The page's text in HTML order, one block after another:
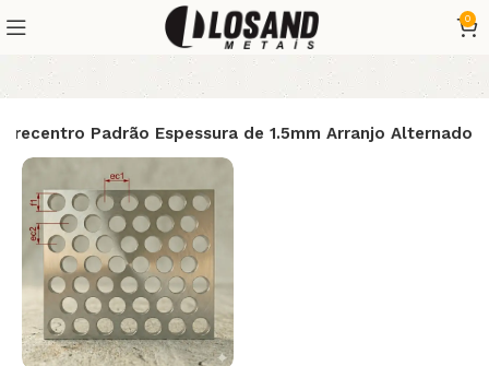
0
Padrão Espessura de 1.5mm Arranjo Alternado